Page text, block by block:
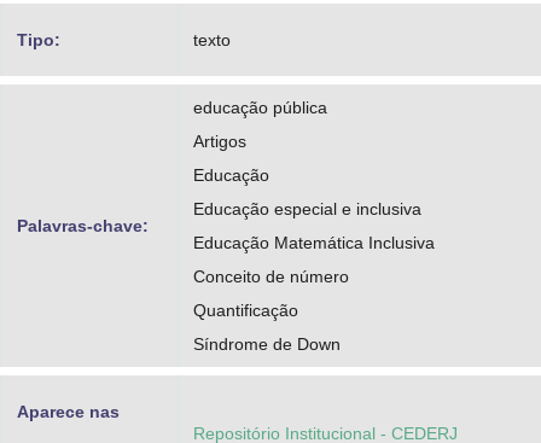
Tipo: texto
Palavras-chave:
educação pública
Artigos
Educação
Educação especial e inclusiva
Educação Matemática Inclusiva
Conceito de número
Quantificação
Síndrome de Down
Aparece nas
Repositório Institucional - CEDERJ